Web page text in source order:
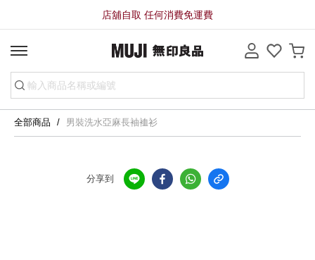
店舖自取 任何消費免運費
全部商品 男裝洗水亞麻長袖裇衫
分享到